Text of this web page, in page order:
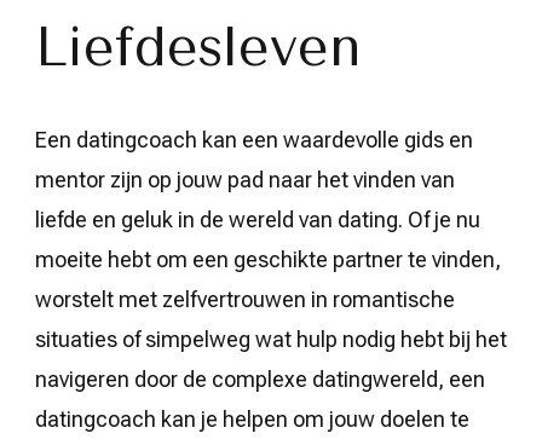
Liefdesleven
Een datingcoach kan een waardevolle gids en
mentor zijn op jouw pad naar het vinden van
liefde en geluk in de wereld van dating. Of je nu
moeite hebt om een geschikte partner te vinden,
worstelt met zelfvertrouwen in romantische
situaties of simpelweg wat hulp nodig hebt bij het
navigeren door de complexe datingwereld, een
datingcoach kan je helpen om jouw doelen te